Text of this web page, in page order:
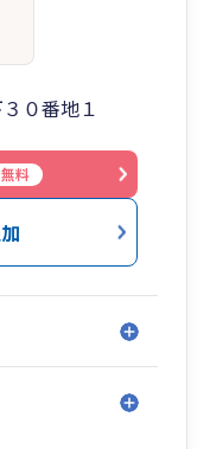
０番地１
料